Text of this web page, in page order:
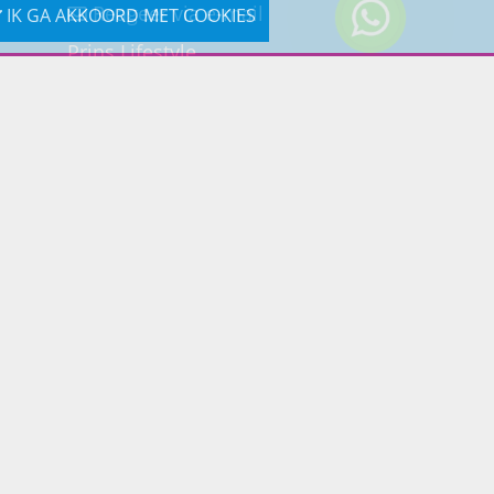
IK GA AKKOORD MET COOKIES
Reageer via e-mail
Prins Lifestyle